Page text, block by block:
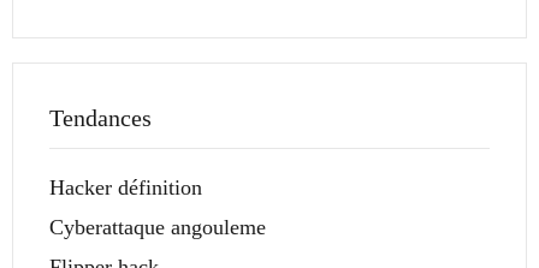
Tendances
Hacker définition
Cyberattaque angouleme